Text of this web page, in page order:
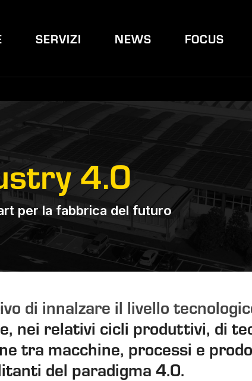
SERVIZI NEWS FOCUS
4.0
per la fabbrica del futuro
di innalzare il livello
nei relativi cicli produttivi, di
tra macchine, processi e
del paradigma 4.0.